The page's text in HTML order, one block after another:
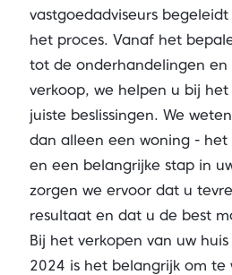
vastgoedadviseursbegeleidt
het proces. Vanaf het
tot de onderhandelingen
verkoop, we helpen u bij
juiste beslissingen. We
dan alleen een woning - het
en een belangrijke stap in
zorgen we ervoor dat u
resultaat en dat u de best
Bij het verkopen van uw
2024 is het belangrijk om te